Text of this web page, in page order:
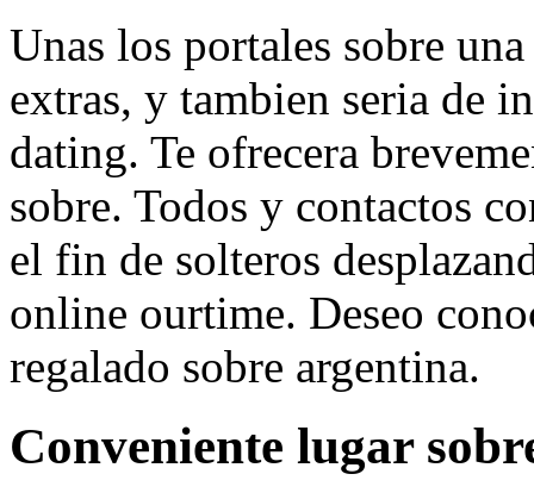
Unas los portales sobre
extras, y tambien seri­a de
dating. Te ofrecera
sobre. Todos y contactos
el fin de solteros
online ourtime. Deseo
regalado sobre argentina.
Conveniente lugar